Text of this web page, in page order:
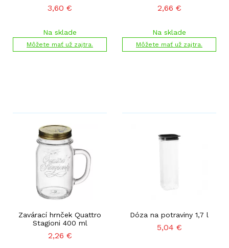
3,60 €
Na sklade
Môžete mať už zajtra.
2,66 €
Na sklade
Môžete mať už zajtra.
Zavárací hrnček Quattro
Stagioni 400 ml
2,26 €
Dóza na potraviny 1,7 l
5,04 €